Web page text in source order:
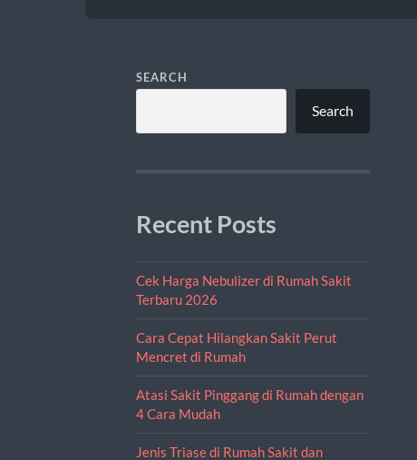
SEARCH
Search
Recent Posts
Cek Harga Nebulizer di Rumah Sakit
Terbaru 2026
Cara Cepat Hilangkan Sakit Perut
Mencret di Rumah
Atasi Sakit Pinggang di Rumah dengan
4 Cara Mudah
Jenis Triase di Rumah Sakit dan